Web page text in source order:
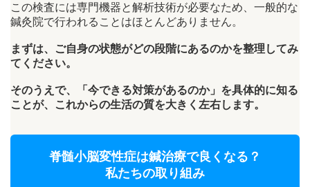
この検査には専門機器と解析技術が必要なため、一般的な
鍼灸院で行われることはほとんどありません。
まずは、ご自身の状態がどの段階にあるのかを整理してみ
てください。
そのうえで、「今できる対策があるのか」を具体的に知る
ことが、これからの生活の質を大きく左右します。
脊髄小脳変性症は鍼治療で良くなる？
私たちの取り組み